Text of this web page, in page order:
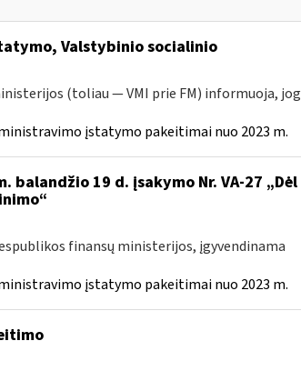
Valstybinio socialinio
(toliau — VMI prie FM) informuoja, jog
įstatymo pakeitimai nuo 2023 m.
balandžio 19 d. įsakymo Nr. VA-27 „Dėl
finansų ministerijos, įgyvendinama
įstatymo pakeitimai nuo 2023 m.